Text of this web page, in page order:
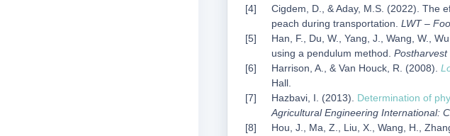
Cigdem, D., & Aday, M.S. (2022). The
peach during transportation. LWT –
Han, F., Du, W., Yang, J., Wang, W.,
using a pendulum method. Postharvest
Harrison, A., & Van Houck, R. (2008).
Hall.
Hazbavi, I. (2013). Determination of
Agricultural Engineering International:
Hou, J., Ma, Z., Liu, X., Wang, H.,